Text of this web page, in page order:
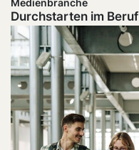
Durchstarten im Beruf